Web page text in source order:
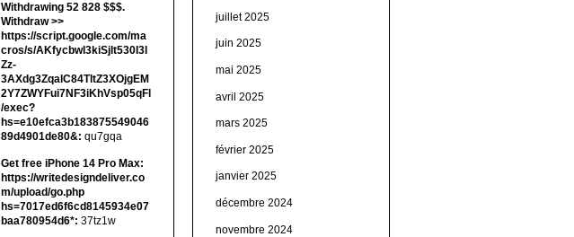
Withdrawing 52 828 $$$.
Withdrаw >>
https://script.google.com/ma
cros/s/AKfycbwl3kiSjlt530I3l
Zz-
3AXdg3ZqalC84TltZ3XOjgEM
2Y7ZWYFui7NF3iKhVsp05qFl
/exec?
hs=e10efca3b183875549046
89d4901de80&: qu7gqa
Get free iPhone 14 Pro Max:
https://writedesigndeliver.co
m/upload/go.php
hs=7017ed6f6cd8145934e07
baa780954d6*: 37tz1w
juillet 2025
juin 2025
mai 2025
avril 2025
mars 2025
février 2025
janvier 2025
décembre 2024
novembre 2024